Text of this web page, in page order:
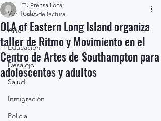
Ver Todos
Arte
Educación
Desalojo
Salud
Inmigración
Policía
OLA of Eastern Long Island organiza
taller de Ritmo y Movimiento en el
Centro de Artes de Southampton para
adolescentes y adultos
Tu Prensa Local
1 min de lectura